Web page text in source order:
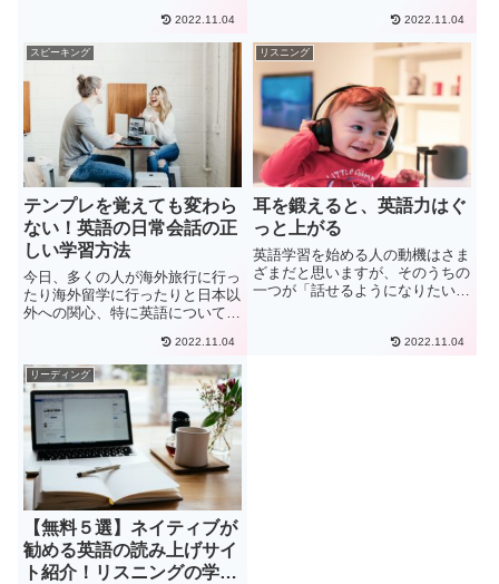
のは、決して難しいレベルでは無
いということです。英検のレベル
だと準2級から２級とされ高校
2022.11.04
か どうすれば良い印象を与える
ことができるか 決まったルール
があるのかなど、不安が多いと思
います。自己紹介を行う状況によ
っ...
2022.11.04
スピーキング
テンプレを覚えても変わら
ない！英語の日常会話の正
しい学習方法
今日、多くの人が海外旅行に行っ
たり海外留学に行ったりと日本以
外への関心、特に英語について学
に多くいます。日本国内でも仕事
で外国の方と接することも珍しく
なく、日常会話ができることが求
められることも珍しくはありま
せ...
2022.11.04
リスニング
耳を鍛えると、英語力はぐ
っと上がる
英語学習を始める人の動機はさま
ざまだと思いますが、そのうちの
一つが「話せるようになりたい」
多いと思います。海外旅行が楽し
2022.11.04
リーディング
【無料５選】ネイティブが
勧める英語の読み上げサイ
ト紹介！リスニングの学習